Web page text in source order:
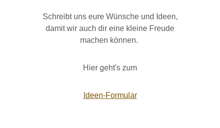
Schreibt uns eure Wünsche und Ideen,
damit wir auch dir eine kleine Freude
machen können.
Hier geht's zum
Ideen-Formular